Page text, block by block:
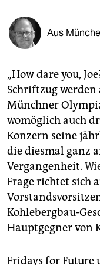
shop
fragen & hilfe
abo
genossenschaft
epaper login
Aus
„How dare you,
Schriftzug
Münchner
womöglich auch
Konzern seine
die diesmal ganz
Vergangenheit.
Frage richtet sich
Kohlebergbau-
Hauptgegner von
Fridays for Future